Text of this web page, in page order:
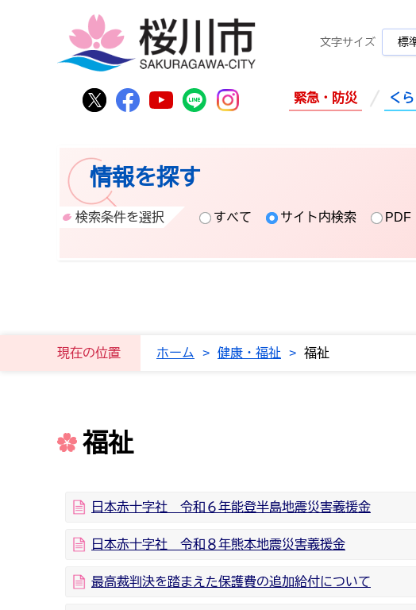
桜川市公式Twitter
桜川市公式Facebook
桜川市公式YouTube
桜川市公式LINE
Instagram
文字サイズ 標
緊急・防災 く
情報を探す
検索条件を選択 すべて サイト内検索 PDF
現在の位置 ホーム > 健康・福祉 > 福祉
福祉
日本赤十字社 令和６年能登半島地震災害義援金
日本赤十字社 令和８年熊本地震災害義援金
最高裁判決を踏まえた保護費の追加給付について